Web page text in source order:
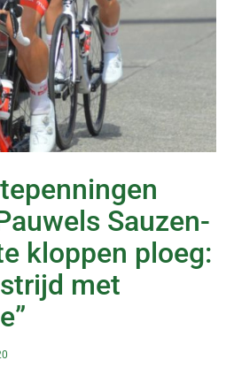
Sauzen-
kloppen ploeg:
met